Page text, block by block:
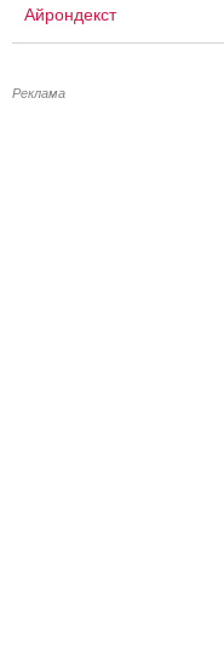
Айрондекст
Реклама